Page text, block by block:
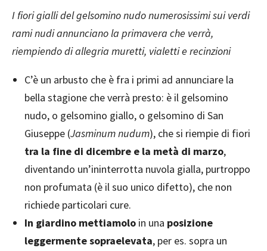
I fiori gialli del gelsomino nudo numerosissimi sui verdi
rami nudi annunciano la primavera che verrà,
riempiendo di allegria muretti, vialetti e recinzioni
C’è un arbusto che è fra i primi ad annunciare la
bella stagione che verrà presto: è il gelsomino
nudo, o gelsomino giallo, o gelsomino di San
Giuseppe (Jasminum nudum), che si riempie di fiori
tra la fine di dicembre e la metà di marzo,
diventando un’ininterrotta nuvola gialla, purtroppo
non profumata (è il suo unico difetto), che non
richiede particolari cure.
In giardino mettiamolo in una posizione
leggermente sopraelevata, per es. sopra un